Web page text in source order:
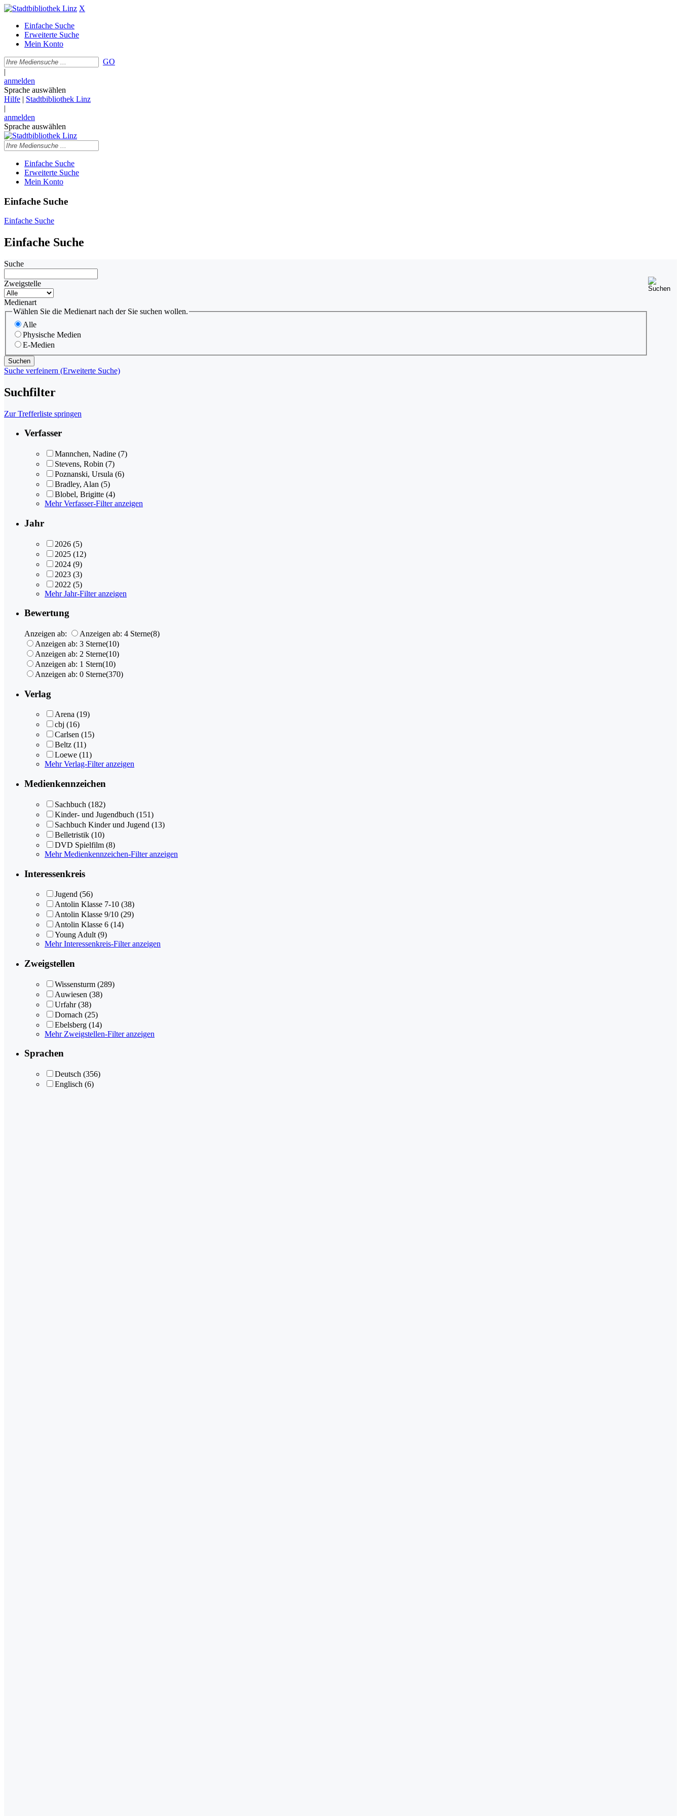
X
Einfache Suche
Erweiterte Suche
Mein Konto
GO
|
anmelden
Sprache auswählen
Hilfe | Stadtbibliothek Linz
|
anmelden
Sprache auswählen
Einfache Suche
Erweiterte Suche
Mein Konto
Einfache Suche
Einfache Suche
Einfache Suche
Suche
Zweigstelle
Medienart
Wählen Sie die Medienart nach der Sie suchen wollen.
Alle
Physische Medien
E-Medien
Suche verfeinern (Erweiterte Suche)
Suchfilter
Zur Trefferliste springen
Verfasser
Mannchen, Nadine (7)
Stevens, Robin (7)
Poznanski, Ursula (6)
Bradley, Alan (5)
Blobel, Brigitte (4)
Mehr Verfasser-Filter anzeigen
Jahr
2026 (5)
2025 (12)
2024 (9)
2023 (3)
2022 (5)
Mehr Jahr-Filter anzeigen
Bewertung
Anzeigen ab: Anzeigen ab: 4 Sterne(8)
Anzeigen ab: 3 Sterne(10)
Anzeigen ab: 2 Sterne(10)
Anzeigen ab: 1 Stern(10)
Anzeigen ab: 0 Sterne(370)
Verlag
Arena (19)
cbj (16)
Carlsen (15)
Beltz (11)
Loewe (11)
Mehr Verlag-Filter anzeigen
Medienkennzeichen
Sachbuch (182)
Kinder- und Jugendbuch (151)
Sachbuch Kinder und Jugend (13)
Belletristik (10)
DVD Spielfilm (8)
Mehr Medienkennzeichen-Filter anzeigen
Interessenkreis
Jugend (56)
Antolin Klasse 7-10 (38)
Antolin Klasse 9/10 (29)
Antolin Klasse 6 (14)
Young Adult (9)
Mehr Interessenkreis-Filter anzeigen
Zweigstellen
Wissensturm (289)
Auwiesen (38)
Urfahr (38)
Dornach (25)
Ebelsberg (14)
Mehr Zweigstellen-Filter anzeigen
Sprachen
Deutsch (356)
Englisch (6)